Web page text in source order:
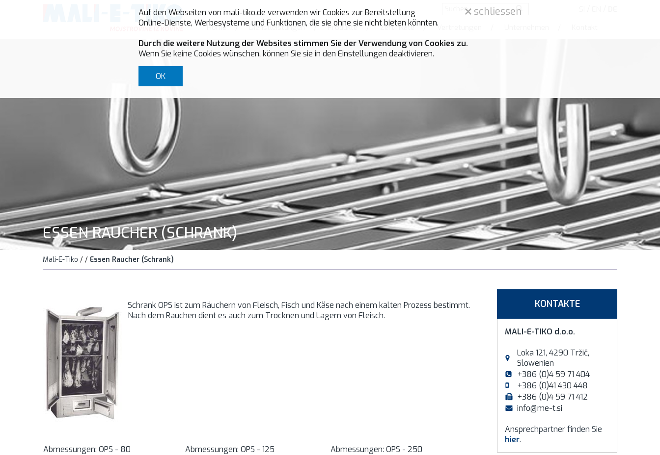
Home
/ Dienstleistungen / Produkte / Zertifikate / Vertretungen
ESSEN RAUCHER (SCHRANK)
Mali-E-Tiko / / Essen Raucher (Schrank)
Schrank OPS ist zum Räuchern von Fleisch, Fisch und Käse nach einem kalten Prozess bestimmt.
Nach dem Rauchen dient es auch zum Trocknen und Lagern von Fleisch.
Abmessungen: OPS - 80
Abmessungen: OPS - 125
Abmessungen: OPS - 250
KONTAKTE
MALI-E-TIKO d.o.o.
Loka 121, 4290 Tržič,
Slowenien
+386 (0)4 59 71 404
+386 (0)41 430 448
+386 (0)4 59 71 412
info@me-t.si
Ansprechpartner finden Sie
hier.
schliessen
Auf den Webseiten von mali-tiko.de verwenden wir Cookies zur Bereitstellung
Online-Dienste, Werbesysteme und Funktionen, die sie ohne sie nicht bieten könnten.
Durch die weitere Nutzung der Websites stimmen Sie der Verwendung von Cookies zu.
Wenn Sie keine Cookies wünschen, können Sie sie in den Einstellungen deaktivieren.
OK